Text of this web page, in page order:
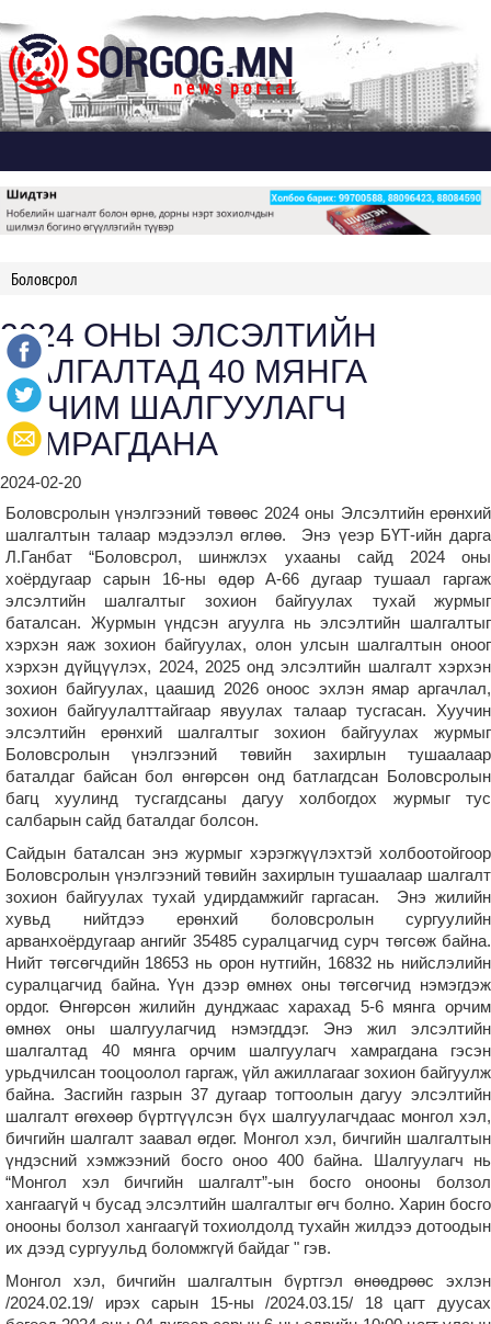
Боловсрол
2024 ОНЫ ЭЛСЭЛТИЙН
ШАЛГАЛТАД 40 МЯНГА
ОРЧИМ ШАЛГУУЛАГЧ
ХАМРАГДАНА
2024-02-20
Боловсролын үнэлгээний төвөөс 2024 оны Элсэлтийн ерөнхий
шалгалтын талаар мэдээлэл өглөө. Энэ үеэр БҮТ-ийн дарга
Л.Ганбат “Боловсрол, шинжлэх ухааны сайд 2024 оны
хоёрдугаар сарын 16-ны өдөр А-66 дугаар тушаал гаргаж
элсэлтийн шалгалтыг зохион байгуулах тухай журмыг
баталсан. Журмын үндсэн агуулга нь элсэлтийн шалгалтыг
хэрхэн яаж зохион байгуулах, олон улсын шалгалтын оноог
хэрхэн дүйцүүлэх, 2024, 2025 онд элсэлтийн шалгалт хэрхэн
зохион байгуулах, цаашид 2026 оноос эхлэн ямар аргачлал,
зохион байгуулалттайгаар явуулах талаар тусгасан. Хуучин
элсэлтийн ерөнхий шалгалтыг зохион байгуулах журмыг
Боловсролын үнэлгээний төвийн захирлын тушаалаар
баталдаг байсан бол өнгөрсөн онд батлагдсан Боловсролын
багц хуулинд тусгагдсаны дагуу холбогдох журмыг тус
салбарын сайд баталдаг болсон.
Сайдын баталсан энэ журмыг хэрэгжүүлэхтэй холбоотойгоор
Боловсролын үнэлгээний төвийн захирлын тушаалаар шалгалт
зохион байгуулах тухай удирдамжийг гаргасан. Энэ жилийн
хувьд нийтдээ ерөнхий боловсролын сургуулийн
арванхоёрдугаар ангийг 35485 суралцагчид сурч төгсөж байна.
Нийт төгсөгчдийн 18653 нь орон нутгийн, 16832 нь нийслэлийн
суралцагчид байна. Үүн дээр өмнөх оны төгсөгчид нэмэгдэж
ордог. Өнгөрсөн жилийн дунджаас харахад 5-6 мянга орчим
өмнөх оны шалгуулагчид нэмэгддэг. Энэ жил элсэлтийн
шалгалтад 40 мянга орчим шалгуулагч хамрагдана гэсэн
урьдчилсан тооцоолол гаргаж, үйл ажиллагааг зохион байгуулж
байна. Засгийн газрын 37 дугаар тогтоолын дагуу элсэлтийн
шалгалт өгөхөөр бүртгүүлсэн бүх шалгуулагчдаас монгол хэл,
бичгийн шалгалт заавал өгдөг. Монгол хэл, бичгийн шалгалтын
үндэсний хэмжээний босго оноо 400 байна. Шалгуулагч нь
“Монгол хэл бичгийн шалгалт”-ын босго онооны болзол
хангаагүй ч бусад элсэлтийн шалгалтыг өгч болно. Харин босго
онооны болзол хангаагүй тохиолдолд тухайн жилдээ дотоодын
их дээд сургуульд боломжгүй байдаг " гэв.
Монгол хэл, бичгийн шалгалтын бүртгэл өнөөдрөөс эхлэн
/2024.02.19/ ирэх сарын 15-ны /2024.03.15/ 18 цагт дуусах